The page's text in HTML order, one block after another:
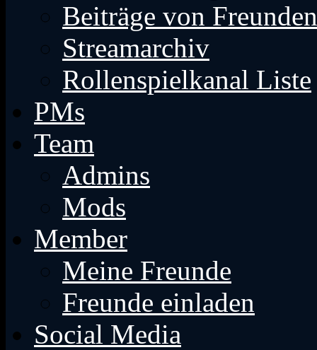
Beiträge von Freunden
Streamarchiv
Rollenspielkanal Liste
PMs
Team
Admins
Mods
Member
Meine Freunde
Freunde einladen
Social Media